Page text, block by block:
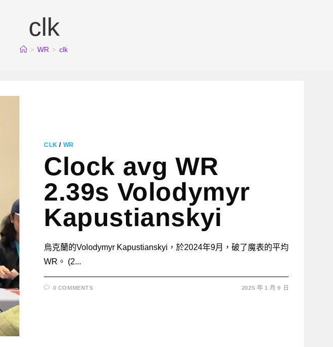
clk
> WR > clk
CLK / WR
Clock avg WR
2.39s Volodymyr
Kapustianskyi
烏克蘭的Volodymyr Kapustianskyi，於2024年9月，破了魔表的平均
WR。 (2...
0 COMMENTS 2025 年 1 月 9 日